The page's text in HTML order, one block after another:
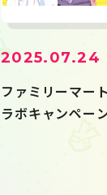
2025.07.24
ファミリーマ
ラボキャンペー